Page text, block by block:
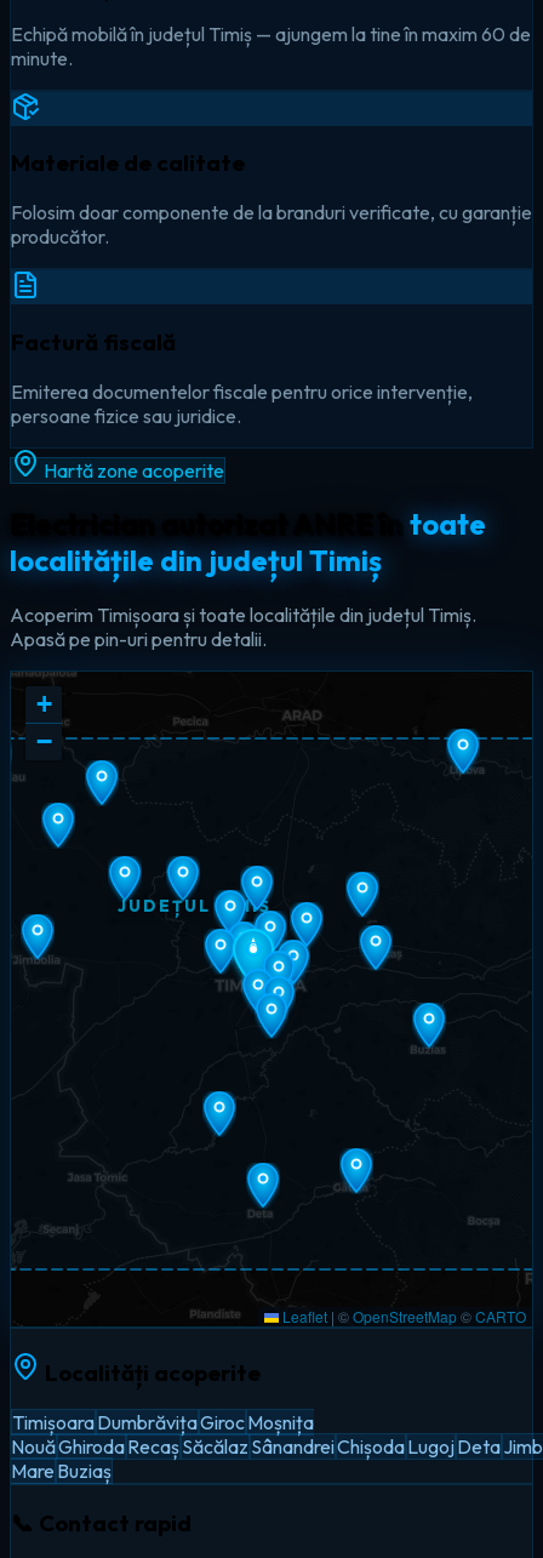
Echipă mobilă în județul Timiș — ajungem la tine în maxim 60 de
minute.
Materiale de calitate
Folosim doar componente de la branduri verificate, cu garanție
producător.
Factură fiscală
Emiterea documentelor fiscale pentru orice intervenție,
persoane fizice sau juridice.
Hartă zone acoperite
toate
localitățile din județul Timiș
Acoperim Timișoara și toate localitățile din județul Timiș.
Apasă pe pin-uri pentru detalii.
JUDEȚUL TIMIȘ
+
−
Leaflet | ©OpenStreetMap©CARTO
Localități acoperite
TimișoaraDumbrăvițaGirocMoșnița
NouăGhirodaRecașSăcălaz SânandreiChișodaLugojDeta
Mare Buziaș
📞 Contact rapid